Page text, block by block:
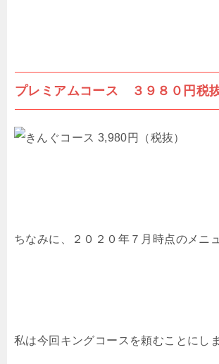
プレミアムコース ３９８０円税
ちなみに、２０２０年７月時点のメニ
私は今回キングコースを頼むことにし